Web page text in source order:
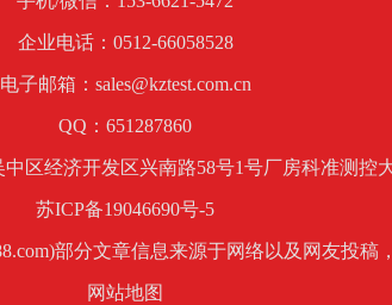
企业电话：0512-66058528
电子邮箱：sales@kztest.com.cn
QQ：651287860
区经济开发区兴南路58号1号厂房科准测控
苏ICP备19046690号-5
部分文章信息来源于网络以及网友投稿
网站地图